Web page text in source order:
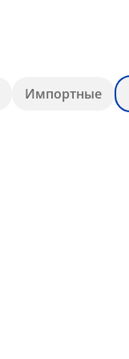
Импортные